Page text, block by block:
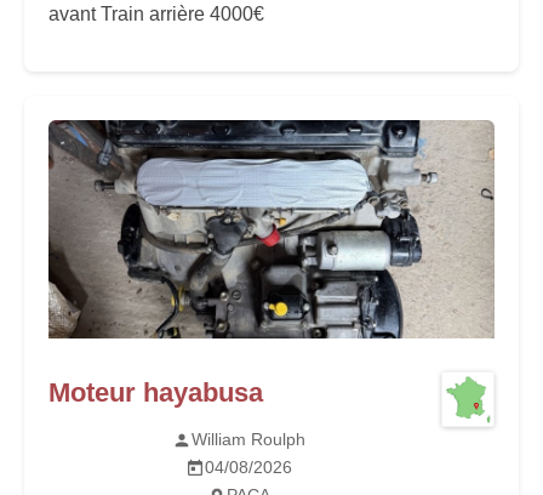
avant Train arrière 4000€
Moteur hayabusa
William Roulph
04/08/2026